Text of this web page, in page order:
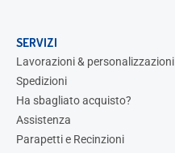
SERVIZI
Lavorazioni & personalizzazioni
Spedizioni
Ha sbagliato acquisto?
Assistenza
Parapetti e Recinzioni